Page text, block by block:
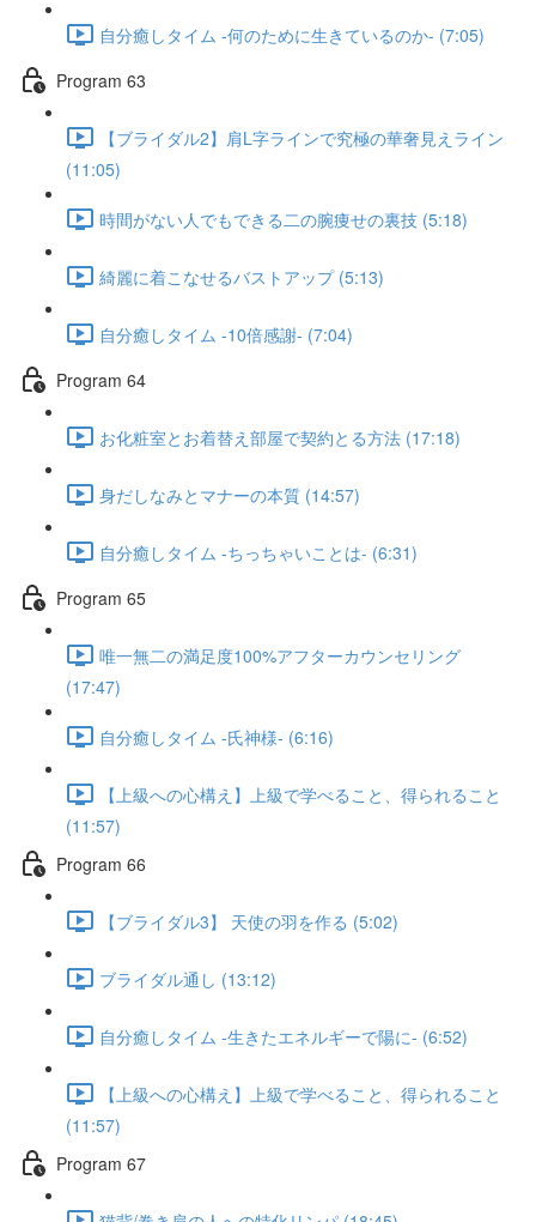
自分癒しタイム -何のために生きているのか- (7:05)
Program 63
【ブライダル2】肩L字ラインで究極の華奢見えライン
(11:05)
時間がない人でもできる二の腕痩せの裏技 (5:18)
綺麗に着こなせるバストアップ (5:13)
自分癒しタイム -10倍感謝- (7:04)
Program 64
お化粧室とお着替え部屋で契約とる方法 (17:18)
身だしなみとマナーの本質 (14:57)
自分癒しタイム -ちっちゃいことは- (6:31)
Program 65
唯一無二の満足度100%アフターカウンセリング
(17:47)
自分癒しタイム -氏神様- (6:16)
【上級への心構え】上級で学べること、得られること
(11:57)
Program 66
【ブライダル3】 天使の羽を作る (5:02)
ブライダル通し (13:12)
自分癒しタイム -生きたエネルギーで陽に- (6:52)
【上級への心構え】上級で学べること、得られること
(11:57)
Program 67